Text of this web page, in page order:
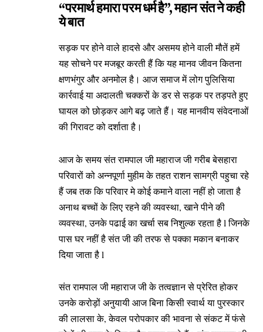
“परमार्थ हमारा परम धर्म है”, महान संत ने कही
ये बात
सड़क पर होने वाले हादसे और असमय होने वाली मौतें हमें
यह सोचने पर मजबूर करती हैं कि यह मानव जीवन कितना
क्षणभंगुर और अनमोल है। आज समाज में लोग पुलिसिया
कार्रवाई या अदालती चक्करों के डर से सड़क पर तड़पते हुए
घायल को छोड़कर आगे बढ़ जाते हैं। यह मानवीय संवेदनाओं
की गिरावट को दर्शाता है।
आज के समय संत रामपाल जी महाराज जी गरीब बेसहारा
परिवारों को अन्नपूर्णा मुहीम के तहत राशन सामग्री पहुचा रहे
हैं जब तक कि परिवार मे कोई कमाने वाला नहीं हो जाता है
अनाथ बच्चों के लिए रहने की व्यवस्था, खाने पीने की
व्यवस्था, उनके पढाई का खर्चा सब निशुल्क रहता है l जिनके
पास घर नहीं है संत जी की तरफ से पक्का मकान बनाकर
दिया जाता है l
संत रामपाल जी महाराज जी के तत्वज्ञान से प्रेरित होकर
उनके करोड़ों अनुयायी आज बिना किसी स्वार्थ या पुरस्कार
की लालसा के, केवल परोपकार की भावना से संकट में फंसे